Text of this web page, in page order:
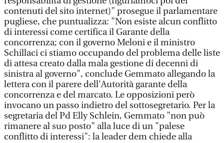
contenuti del sito internet)" prosegue il parlamentare
pugliese, che puntualizza: "Non esiste alcun conflitto
di interessi come certifica il Garante della
concorrenza; con il governo Meloni e il ministro
Schillaci ci stiamo occupando del problema delle liste
di attesa creato dalla mala gestione di decenni di
sinistra al governo", conclude Gemmato allegando la
lettera con il parere dell'Autorità garante della
concorrenza e del marcato. Le opposizioni però
invocano un passo indietro del sottosegretario. Per la
segretaria del Pd Elly Schlein, Gemmato "non può
rimanere al suo posto" alla luce di un "palese
conflitto di interessi": la leader dem chiede alla